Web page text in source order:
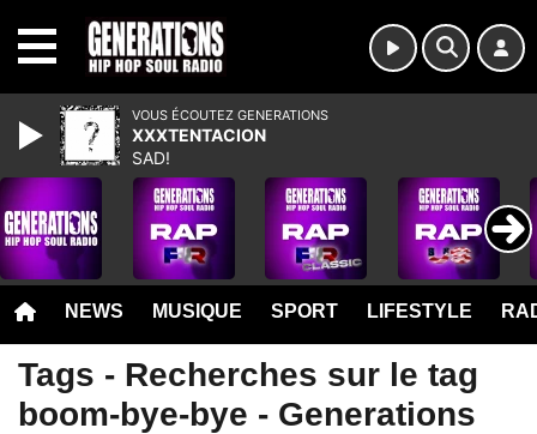
NEWS MUSIQUE SPORT LIFESTYLE
Tags - Recherches sur le tag
boom-bye-bye - Generations
VOUS ÉCOUTEZ GENERATIONS
XXXTENTACION
SAD!